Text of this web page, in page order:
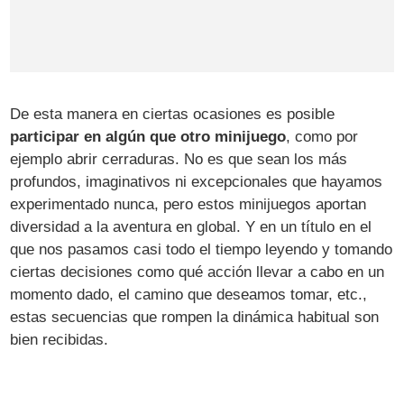
De esta manera en ciertas ocasiones es posible
participar en algún que otro minijuego, como por
ejemplo abrir cerraduras. No es que sean los más
profundos, imaginativos ni excepcionales que hayamos
experimentado nunca, pero estos minijuegos aportan
diversidad a la aventura en global. Y en un título en el
que nos pasamos casi todo el tiempo leyendo y tomando
ciertas decisiones como qué acción llevar a cabo en un
momento dado, el camino que deseamos tomar, etc.,
estas secuencias que rompen la dinámica habitual son
bien recibidas.